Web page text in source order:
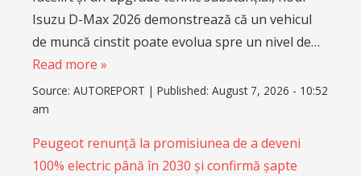
Isuzu D-Max 2026 demonstrează că un vehicul
de muncă cinstit poate evolua spre un nivel de…
Read more »
Source: AUTOREPORT | Published: August 7, 2026 - 10:52
am
Peugeot renunță la promisiunea de a deveni
100% electric până în 2030 și confirmă șapte